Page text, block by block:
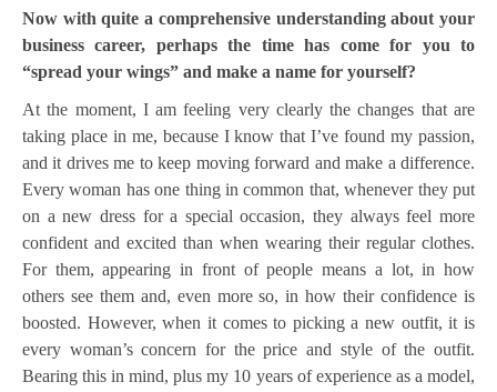
Now with quite a comprehensive understanding about your
business career, perhaps the time has come for you to
“spread your wings” and make a name for yourself?
At the moment, I am feeling very clearly the changes that are
taking place in me, because I know that I’ve found my passion,
and it drives me to keep moving forward and make a difference.
Every woman has one thing in common that, whenever they put
on a new dress for a special occasion, they always feel more
confident and excited than when wearing their regular clothes.
For them, appearing in front of people means a lot, in how
others see them and, even more so, in how their confidence is
boosted. However, when it comes to picking a new outfit, it is
every woman’s concern for the price and style of the outfit.
Bearing this in mind, plus my 10 years of experience as a model,